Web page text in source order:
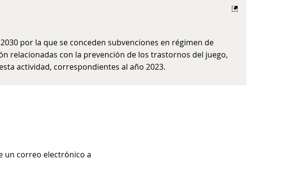
por la que se conceden subvenciones en régimen de
relacionadas con la prevención de los trastornos del juego,
actividad, correspondientes al año 2023.
un correo electrónico a